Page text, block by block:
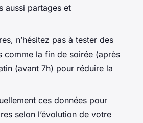
aussi partages et
n’hésitez pas à tester des
comme la fin de soirée (après
(avant 7h) pour réduire la
ces données pour
selon l’évolution de votre